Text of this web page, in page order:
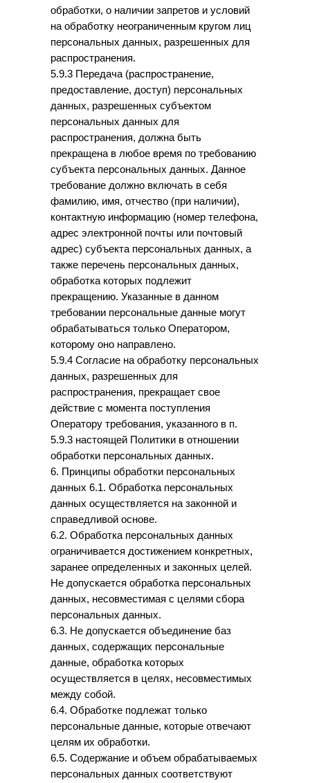
обработки, о наличии запретов и условий
на обработку неограниченным кругом лиц
персональных данных, разрешенных для
распространения.
5.9.3 Передача (распространение,
предоставление, доступ) персональных
данных, разрешенных субъектом
персональных данных для
распространения, должна быть
прекращена в любое время по требованию
субъекта персональных данных. Данное
требование должно включать в себя
фамилию, имя, отчество (при наличии),
контактную информацию (номер телефона,
адрес электронной почты или почтовый
адрес) субъекта персональных данных, а
также перечень персональных данных,
обработка которых подлежит
прекращению. Указанные в данном
требовании персональные данные могут
обрабатываться только Оператором,
которому оно направлено.
5.9.4 Согласие на обработку персональных
данных, разрешенных для
распространения, прекращает свое
действие с момента поступления
Оператору требования, указанного в п.
5.9.3 настоящей Политики в отношении
обработки персональных данных.
6. Принципы обработки персональных
данных 6.1. Обработка персональных
данных осуществляется на законной и
справедливой основе.
6.2. Обработка персональных данных
ограничивается достижением конкретных,
заранее определенных и законных целей.
Не допускается обработка персональных
данных, несовместимая с целями сбора
персональных данных.
6.3. Не допускается объединение баз
данных, содержащих персональные
данные, обработка которых
осуществляется в целях, несовместимых
между собой.
6.4. Обработке подлежат только
персональные данные, которые отвечают
целям их обработки.
6.5. Содержание и объем обрабатываемых
персональных данных соответствуют